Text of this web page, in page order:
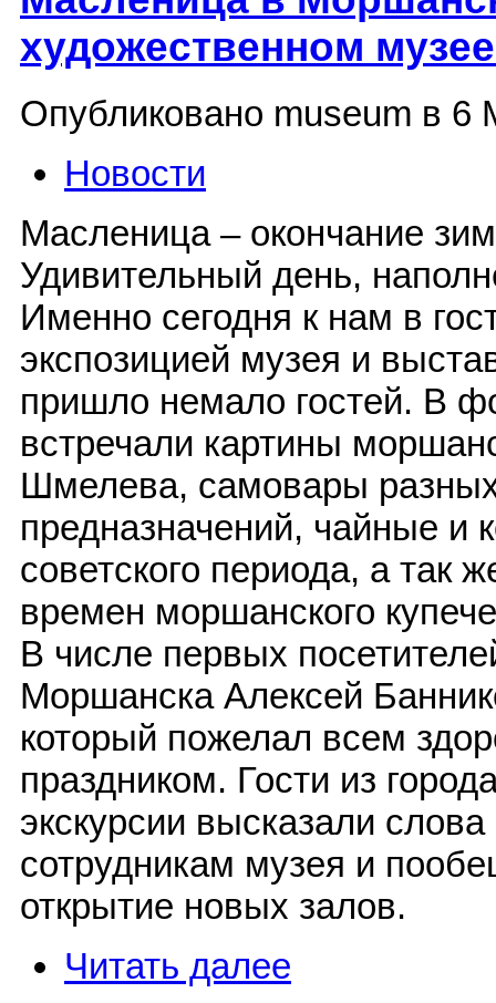
художественном
Опубликовано museum в 6
Новости
Масленица – окончание
Удивительный день,
Именно сегодня к нам в
экспозицией музея и
пришло немало гостей. В
встречали картины
Шмелева, самовары
предназначений, чайные и
советского периода, а так
времен моршанского
В числе первых
Моршанска Алексей
который пожелал всем
праздником. Гости из
экскурсии высказали
сотрудникам музея и
открытие новых залов.
Читать далее